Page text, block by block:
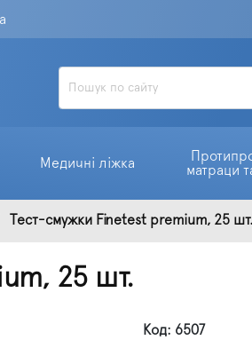
Медичні ліжка
матраци
Тест-смужки Finetest premium, 25 шт.
25 шт.
Код: 6507